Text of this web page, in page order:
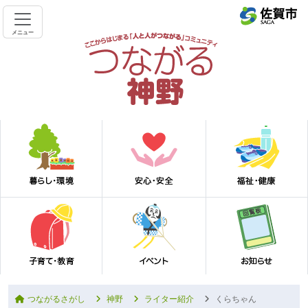
メニュー
つながるさがし 神野 ライター紹介 くらちゃん